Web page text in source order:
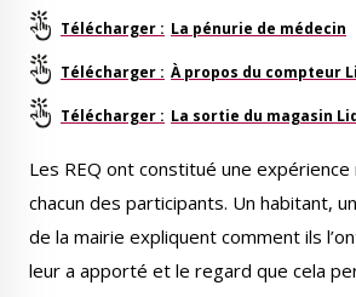
La pénurie de médecin
À propos du compteur
La sortie du magasin
Les REQ ont constitué une
chacun des participants. Un habitant,
de la mairie expliquent comment ils
leur a apporté et le regard que cela